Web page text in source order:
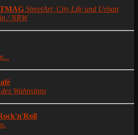
StreetArt, City Life und Urban
/ NRW
Wahnsinns